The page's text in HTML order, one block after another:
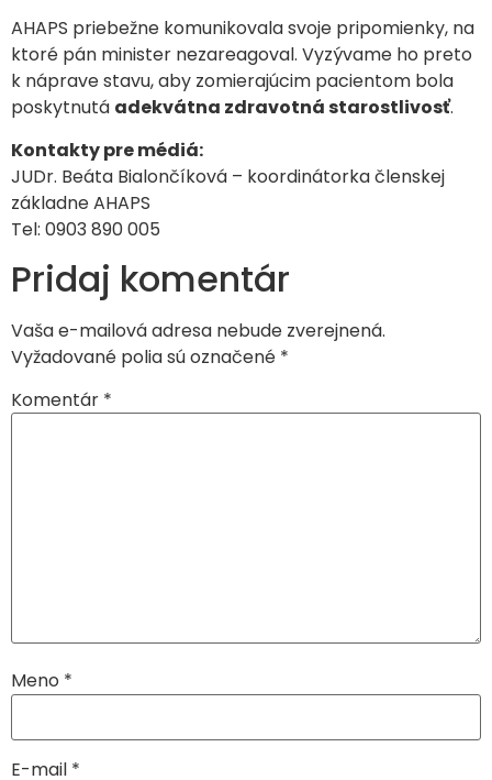
AHAPS priebežne komunikovala svoje pripomienky, na
ktoré pán minister nezareagoval. Vyzývame ho preto
k náprave stavu, aby zomierajúcim pacientom bola
poskytnutá adekvátna zdravotná starostlivosť.
Kontakty pre médiá:
JUDr. Beáta Bialončíková – koordinátorka členskej
základne AHAPS
Tel: 0903 890 005
Pridaj komentár
Vaša e-mailová adresa nebude zverejnená.
Vyžadované polia sú označené *
Komentár *
Meno *
E-mail *